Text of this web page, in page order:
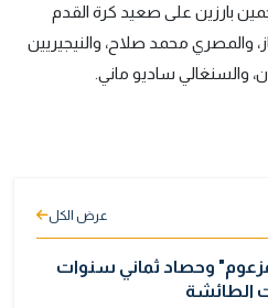
بارزين على صعيد كرة القدم
والمصري محمد صلاح، والنيجيريين
والسنغالي ساديو ماني.
عرض الكل
المزعوم" وحصاد ثماني سنوات
الطائشة